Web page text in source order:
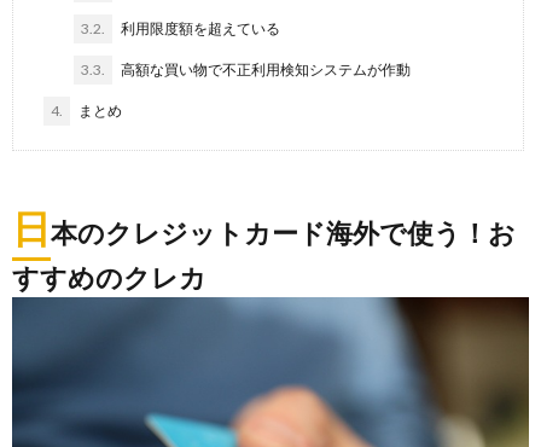
3.2. 利用限度額を超えている
3.3. 高額な買い物で不正利用検知システムが作動
4. まとめ
日本のクレジットカード海外で使う！お
すすめのクレカ